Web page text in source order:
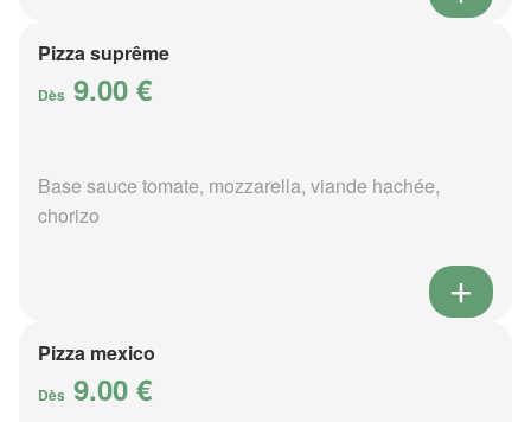
Pizza suprême
Dès 9.00 €
Base sauce tomate, mozzarella, viande hachée,
chorizo
Pizza mexico
Dès 9.00 €